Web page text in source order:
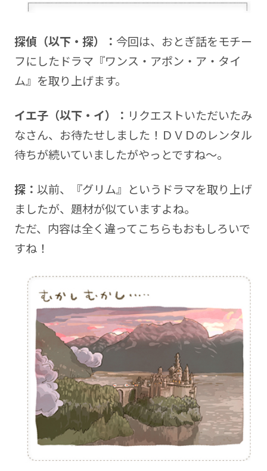
探偵（以下・探）： 今回は、おとぎ話をモチー
フにしたドラマ『ワンス・アポン・ア・タイ
ム』を取り上げます。
イエ子（以下・イ）： リクエストいただいたみ
なさん、お待たせしました！ＤＶＤのレンタル
待ちが続いていましたがやっとですね～。
探： 以前、『グリム』というドラマを取り上げ
ましたが、題材が似ていますよね。
ただ、内容は全く違ってこちらもおもしろいで
すね！